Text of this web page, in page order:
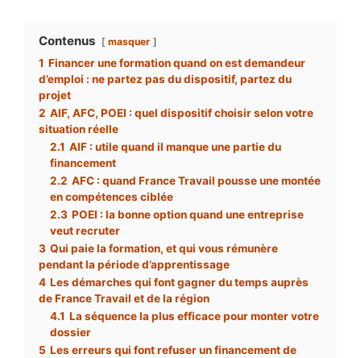
Contenus masquer
1 Financer une formation quand on est demandeur
d’emploi : ne partez pas du dispositif, partez du
projet
2 AIF, AFC, POEI : quel dispositif choisir selon votre
situation réelle
2.1 AIF : utile quand il manque une partie du
financement
2.2 AFC : quand France Travail pousse une montée
en compétences ciblée
2.3 POEI : la bonne option quand une entreprise
veut recruter
3 Qui paie la formation, et qui vous rémunère
pendant la période d’apprentissage
4 Les démarches qui font gagner du temps auprès
de France Travail et de la région
4.1 La séquence la plus efficace pour monter votre
dossier
5 Les erreurs qui font refuser un financement de